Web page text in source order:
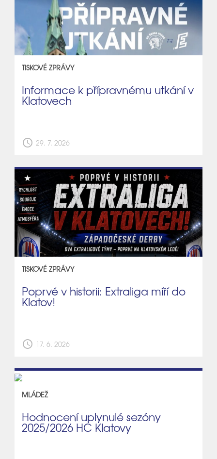
TISKOVÉ ZPRÁVY
Informace k přípravnému utkání v
Klatovech
schedule 29. 7. 2026
TISKOVÉ ZPRÁVY
Poprvé v historii: Extraliga míří do
Klatov!
schedule 17. 6. 2026
MLÁDEŽ
Hodnocení uplynulé sezóny
2025/2026 HC Klatovy